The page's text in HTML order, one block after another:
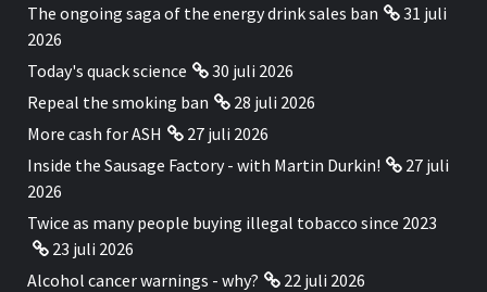
The ongoing saga of the energy drink sales ban
31 juli
2026
Today's quack science
30 juli 2026
Repeal the smoking ban
28 juli 2026
More cash for ASH
27 juli 2026
Inside the Sausage Factory - with Martin Durkin!
27 juli
2026
Twice as many people buying illegal tobacco since 2023
23 juli 2026
Alcohol cancer warnings - why?
22 juli 2026